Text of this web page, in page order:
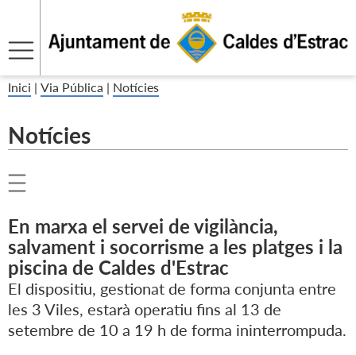
Inici | Via Pública | Notícies
Notícies
En marxa el servei de vigilància,
salvament i socorrisme a les platges i la
piscina de Caldes d'Estrac
El dispositiu, gestionat de forma conjunta entre
les 3 Viles, estarà operatiu fins al 13 de
setembre de 10 a 19 h de forma ininterrompuda.